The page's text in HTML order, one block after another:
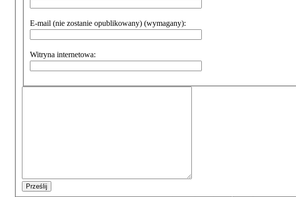
E-mail (nie zostanie opublikowany) (wymagany):
Witryna internetowa:
Prześlij